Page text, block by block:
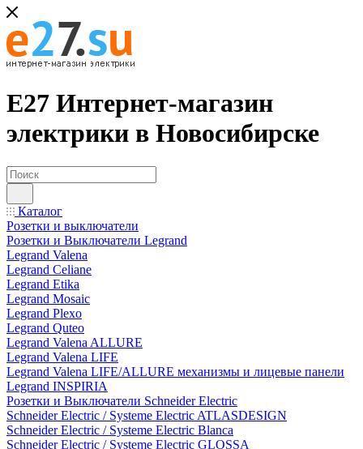
Е27 Интернет-магазин
электрики в Новосибирске
Каталог
Розетки и выключатели
Розетки и Выключатели Legrand
Legrand Valena
Legrand Celiane
Legrand Etika
Legrand Mosaic
Legrand Plexo
Legrand Quteo
Legrand Valena ALLURE
Legrand Valena LIFE
Legrand Valena LIFE/ALLURE механизмы и лицевые панели
Legrand INSPIRIA
Розетки и Выключатели Schneider Electric
Schneider Electric / Systeme Electric ATLASDESIGN
Schneider Electric / Systeme Electric Blanca
Schneider Electric / Systeme Electric GLOSSA